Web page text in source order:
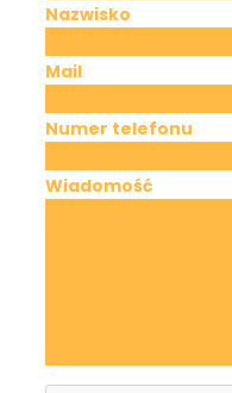
Nazwisko
Mail
Numer telefonu
Wiadomość